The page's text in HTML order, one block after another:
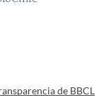
de BBCL